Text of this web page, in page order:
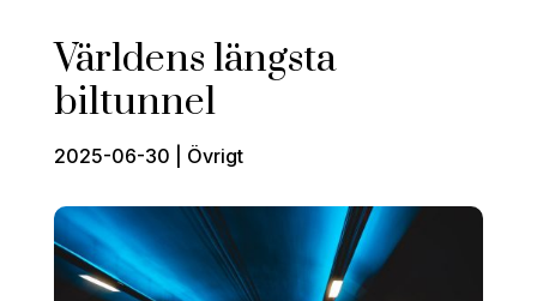
Världens längsta
biltunnel
2025-06-30 Övrigt